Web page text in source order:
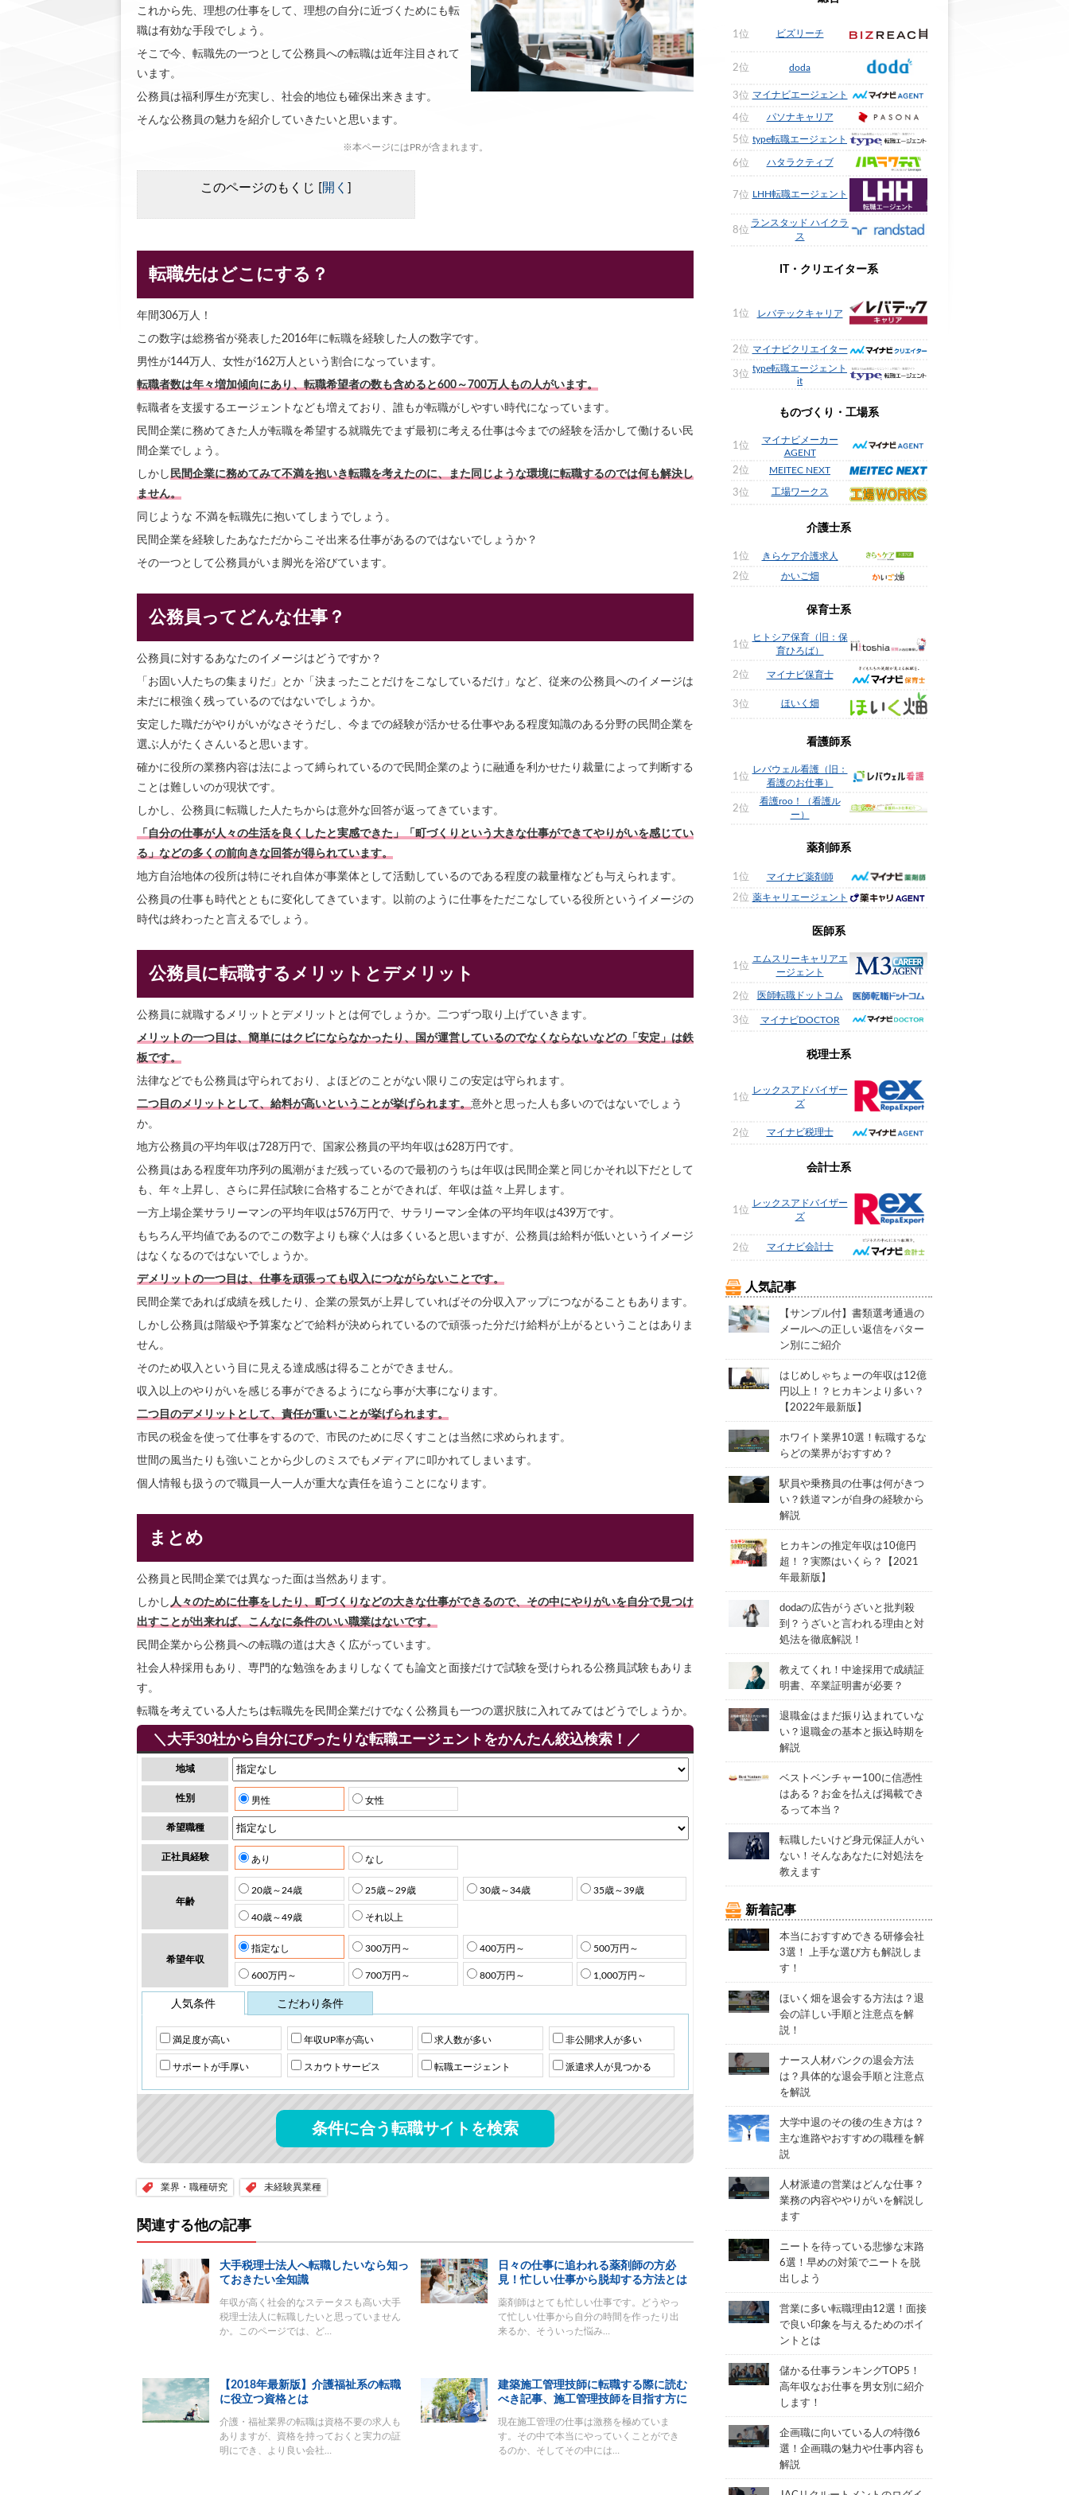
これから先、理想の仕事をして、理想の自分に近づくためにも転
職は有効な手段でしょう。
そこで今、転職先の一つとして公務員への転職は近年注目されて
います。
公務員は福利厚生が充実し、社会的地位も確保出来きます。
そんな公務員の魅力を紹介していきたいと思います。
※本ページにはPRが含まれます。
このページのもくじ [開く ]
転職先はどこにする？
年間306万人！
この数字は総務省が発表した2016年に転職を経験した人の数字です。
男性が144万人、女性が162万人という割合になっています。
転職者数は年々増加傾向にあり、転職希望者の数も含めると600～700万人もの人がいます。
転職者を支援するエージェントなども増えており、誰もが転職がしやすい時代になっています。
民間企業に務めてきた人が転職を希望する就職先でまず最初に考える仕事は今までの経験を活かして働けるい民
間企業でしょう。
しかし民間企業に務めてみて不満を抱いき転職を考えたのに、また同じような環境に転職するのでは何も解決し
ません。
同じような 不満を転職先に抱いてしまうでしょう。
民間企業を経験したあなただからこそ出来る仕事があるのではないでしょうか？
その一つとして公務員がいま脚光を浴びています。
公務員ってどんな仕事？
公務員に対するあなたのイメージはどうですか？
「お固い人たちの集まりだ」とか「決まったことだけをこなしているだけ」など、従来の公務員へのイメージは
未だに根強く残っているのではないでしょうか。
安定した職だがやりがいがなさそうだし、今までの経験が活かせる仕事やある程度知識のある分野の民間企業を
選ぶ人がたくさんいると思います。
確かに役所の業務内容は法によって縛られているので民間企業のように融通を利かせたり裁量によって判断する
ことは難しいのが現状です。
しかし、公務員に転職した人たちからは意外な回答が返ってきています。
「自分の仕事が人々の生活を良くしたと実感できた」「町づくりという大きな仕事ができてやりがいを感じてい
る」などの多くの前向きな回答が得られています。
地方自治地体の役所は特にそれ自体が事業体として活動しているのである程度の裁量権なども与えられます。
公務員の仕事も時代とともに変化してきています。以前のように仕事をただこなしている役所というイメージの
時代は終わったと言えるでしょう。
公務員に転職するメリットとデメリット
公務員に就職するメリットとデメリットとは何でしょうか。二つずつ取り上げていきます。
メリットの一つ目は、簡単にはクビにならなかったり、国が運営しているのでなくならないなどの「安定」は鉄
板です。
法律などでも公務員は守られており、よほどのことがない限りこの安定は守られます。
二つ目のメリットとして、給料が高いということが挙げられます。意外と思った人も多いのではないでしょう
か。
地方公務員の平均年収は728万円で、国家公務員の平均年収は628万円です。
公務員はある程度年功序列の風潮がまだ残っているので最初のうちは年収は民間企業と同じかそれ以下だとして
も、年々上昇し、さらに昇任試験に合格することができれば、年収は益々上昇します。
一方上場企業サラリーマンの平均年収は576万円で、サラリーマン全体の平均年収は439万です。
もちろん平均値であるのでこの数字よりも稼ぐ人は多くいると思いますが、公務員は給料が低いというイメージ
はなくなるのではないでしょうか。
デメリットの一つ目は、仕事を頑張っても収入につながらないことです。
民間企業であれば成績を残したり、企業の景気が上昇していればその分収入アップにつながることもあります。
しかし公務員は階級や予算案などで給料が決められているので頑張った分だけ給料が上がるということはありま
せん。
そのため収入という目に見える達成感は得ることができません。
収入以上のやりがいを感じる事ができるようになら事が大事になります。
二つ目のデメリットとして、責任が重いことが挙げられます。
市民の税金を使って仕事をするので、市民のために尽くすことは当然に求められます。
世間の風当たりも強いことから少しのミスでもメディアに叩かれてしまいます。
個人情報も扱うので職員一人一人が重大な責任を追うことになります。
まとめ
公務員と民間企業では異なった面は当然あります。
しかし人々のために仕事をしたり、町づくりなどの大きな仕事ができるので、その中にやりがいを自分で見つけ
出すことが出来れば、こんなに条件のいい職業はないです。
民間企業から公務員への転職の道は大きく広がっています。
社会人枠採用もあり、専門的な勉強をあまりしなくても論文と面接だけで試験を受けられる公務員試験もありま
す。
転職を考えている人たちは転職先を民間企業だけでなく公務員も一つの選択肢に入れてみてはどうでしょうか。
＼大手30社から自分にぴったりな転職エージェントをかんたん絞込検索！／
地域
性別 男性 女性
希望職種
正社員経験 あり なし
年齢
20歳～24歳 25歳～29歳 30歳～34歳 35歳～39歳
40歳～49歳 それ以上
希望年収
指定なし 300万円～ 400万円～ 500万円～
600万円～ 700万円～ 800万円～ 1,000万円～
人気条件 こだわり条件
満足度が高い 年収UP率が高い 求人数が多い 非公開求人が多い
サポートが手厚い スカウトサービス 転職エージェント 派遣求人が見つかる
条件に合う転職サイトを検索
業界・職種研究 未経験異業種
関連する他の記事
大手税理士法人へ転職したいなら知っ
ておきたい全知識
年収が高く社会的なステータスも高い大手
税理士法人に転職したいと思っていません
か。このページでは、ど…
日々の仕事に追われる薬剤師の方必
見！忙しい仕事から脱却する方法とは
薬剤師はとても忙しい仕事です。どうやっ
て忙しい仕事から自分の時間を作ったり出
来るか、そういった悩み…
【2018年最新版】介護福祉系の転職
に役立つ資格とは
介護・福祉業界の転職は資格不要の求人も
ありますが、資格を持っておくと実力の証
明にでき、より良い会社…
建築施工管理技師に転職する際に読む
べき記事、施工管理技師を目指す方に
現在施工管理の仕事は激務を極めていま
す。その中で本当にやっていくことができ
るのか、そしてその中には…
1位 ビズリーチ
2位 doda
3位 マイナビエージェント
4位 パソナキャリア
5位 type転職エージェント
6位 ハタラクティブ
7位 LHH転職エージェント
8位
ランスタッド ハイクラ
ス
IT・クリエイター系
1位 レバテックキャリア
2位 マイナビクリエイター
3位
type転職エージェント
it
ものづくり・工場系
1位
マイナビメーカー
AGENT
2位 MEITEC NEXT
3位 工場ワークス
介護士系
1位 きらケア介護求人
2位 かいご畑
保育士系
1位
ヒトシア保育（旧：保
育ひろば）
2位 マイナビ保育士
3位 ほいく畑
看護師系
1位
レバウェル看護（旧：
看護のお仕事）
2位
看護roo！（看護ル
ー）
薬剤師系
1位 マイナビ薬剤師
2位 薬キャリエージェント
医師系
1位
エムスリーキャリアエ
ージェント
2位 医師転職ドットコム
3位 マイナビDOCTOR
税理士系
1位
レックスアドバイザー
ズ
2位 マイナビ税理士
会計士系
1位
レックスアドバイザー
ズ
2位 マイナビ会計士
人気記事
【サンプル付】書類選考通過の
メールへの正しい返信をパター
ン別にご紹介
はじめしゃちょーの年収は12億
円以上！？ヒカキンより多い？
【2022年最新版】
ホワイト業界10選！転職するな
らどの業界がおすすめ？
駅員や乗務員の仕事は何がきつ
い？鉄道マンが自身の経験から
解説
ヒカキンの推定年収は10億円
超！？実際はいくら？【2021
年最新版】
dodaの広告がうざいと批判殺
到？うざいと言われる理由と対
処法を徹底解説！
教えてくれ！中途採用で成績証
明書、卒業証明書が必要？
退職金はまだ振り込まれていな
い？退職金の基本と振込時期を
解説
ベストベンチャー100に信憑性
はある？お金を払えば掲載でき
るって本当？
転職したいけど身元保証人がい
ない！そんなあなたに対処法を
教えます
新着記事
本当におすすめできる研修会社
3選！ 上手な選び方も解説しま
す！
ほいく畑を退会する方法は？退
会の詳しい手順と注意点を解
説！
ナース人材バンクの退会方法
は？具体的な退会手順と注意点
を解説
大学中退のその後の生き方は？
主な進路やおすすめの職種を解
説
人材派遣の営業はどんな仕事？
業務の内容ややりがいを解説し
ます
ニートを待っている悲惨な末路
6選！早めの対策でニートを脱
出しよう
営業に多い転職理由12選！面接
で良い印象を与えるためのポイ
ントとは
儲かる仕事ランキングTOP5！
高年収なお仕事を男女別に紹介
します！
企画職に向いている人の特徴6
選！企画職の魅力や仕事内容も
解説